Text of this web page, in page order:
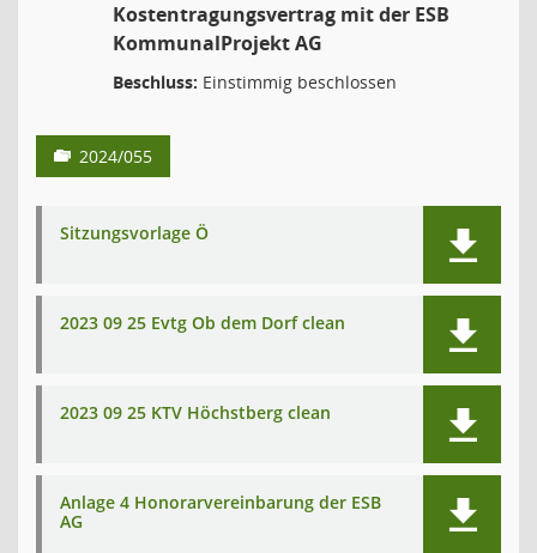
Kostentragungsvertrag mit der ESB
KommunalProjekt AG
Beschluss: Einstimmig beschlossen
2024/055
Sitzungsvorlage Ö
2023 09 25 Evtg Ob dem Dorf clean
2023 09 25 KTV Höchstberg clean
Anlage 4 Honorarvereinbarung der ESB
AG